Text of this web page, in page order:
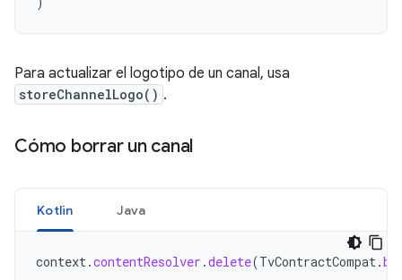
Para actualizar el logotipo de un canal, usa
storeChannelLogo() .
Cómo borrar un canal
Kotlin Java
context.contentResolver .delete(TvContractCompat.